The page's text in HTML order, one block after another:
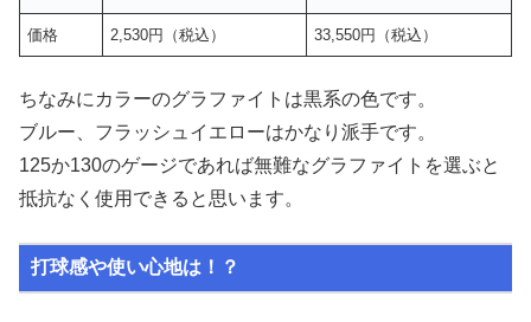
価格 2,530円（税込） 33,550円（税込）
ちなみにカラーのグラファイトは黒系の色です。
ブルー、フラッシュイエローはかなり派手です。
125か130のゲージであれば無難なグラファイトを選ぶと
抵抗なく使用できると思います。
打球感や使い心地は！？